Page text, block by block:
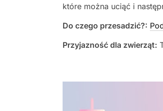
które można uciąć i
Do czego przesadzić?:
Przyjazność dla zwierząt: